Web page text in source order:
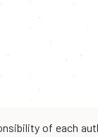
of each